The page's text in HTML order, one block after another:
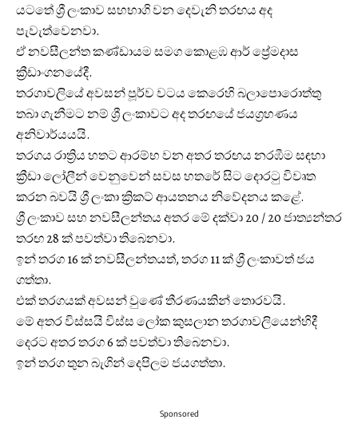
යටතේ ශ්‍රී ලංකාව සහභාගි වන දෙවැනි තරඟය අද
පැවැත්වෙනවා.
ඒ නවසීලන්ත කණ්ඩායම සමග කොළඹ ආර් ප්‍රේමදාස
ක්‍රීඩාංගනයේදී.
තරගාවලියේ අවසන් පූර්ව වටය කෙරෙහි බලාපොරොත්තු
තබා ගැනීමට නම් ශ්‍රී ලංකාවට අද තරඟයේ ජයග්‍රහණය
අනිවාර්යයයි.
තරගය රාත්‍රිය හතට ආරම්භ වන අතර තරඟය නරඹීම සඳහා
ක්‍රීඩා ලෝලීන් වෙනුවෙන් සවස හතරේ සිට දොරටු විවෘත
කරන බවයි ශ්‍රී ලංකා ක්‍රිකට් ආයතනය නිවේදනය කළේ.
ශ්‍රී ලංකාව සහ නවසීලන්තය අතර මේ දක්වා 20 / 20 ජාත්‍යන්තර
තරඟ 28 ක් පවත්වා තිබෙනවා.
ඉන් තරග 16 ක් නවසීලන්තයත්, තරග 11 ක් ශ්‍රී ලංකාවත් ජය
ගත්‍තා.
එක් තරගයක් අවසන් වුණේ තීරණයකින් තොරවයි.
මේ අතර විස්සයි විස්ස ලෝක කුසලාන තරගාවලියෙන්හිදී
දෙරට අතර තරග 6 ක් පවත්වා තිබෙනවා.
ඉන් තරග තුන බැගින් දෙපිලම ජයගත්තා.
Sponsored